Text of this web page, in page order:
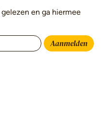
gelezen en ga hiermee
Aanmelden